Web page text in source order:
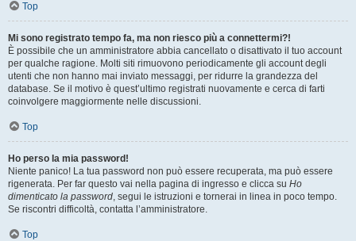
Top
Mi sono registrato tempo fa, ma non riesco più a connettermi?!
È possibile che un amministratore abbia cancellato o disattivato il tuo account
per qualche ragione. Molti siti rimuovono periodicamente gli account degli
utenti che non hanno mai inviato messaggi, per ridurre la grandezza del
database. Se il motivo è quest’ultimo registrati nuovamente e cerca di farti
coinvolgere maggiormente nelle discussioni.
Top
Ho perso la mia password!
Niente panico! La tua password non può essere recuperata, ma può essere
rigenerata. Per far questo vai nella pagina di ingresso e clicca su Ho
dimenticato la password, segui le istruzioni e tornerai in linea in poco tempo.
Se riscontri difficoltà, contatta l’amministratore.
Top